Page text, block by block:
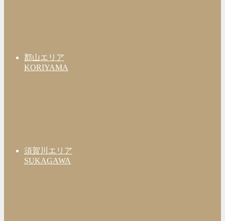
郡山エリア
KORIYAMA
須賀川エリア
SUKAGAWA